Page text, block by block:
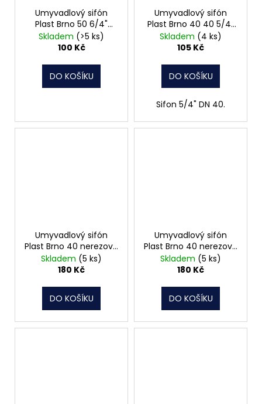
Umyvadlový sifón
Plast Brno 50 6/4"
EM06450
Skladem (>5 ks)
100 Kč
DO KOŠÍKU
Umyvadlový sifón
Plast Brno 40 40 5/4"
EM05340
Skladem (4 ks)
105 Kč
DO KOŠÍKU
Sifon 5/4" DN 40.
Umyvadlový sifón
Plast Brno 40 nerezová
miska zátka EU0N342
Skladem (5 ks)
180 Kč
DO KOŠÍKU
Umyvadlový sifón
Plast Brno 40 nerezová
miska, pračkový vývod,
zátka EU1N342
Skladem (5 ks)
180 Kč
DO KOŠÍKU